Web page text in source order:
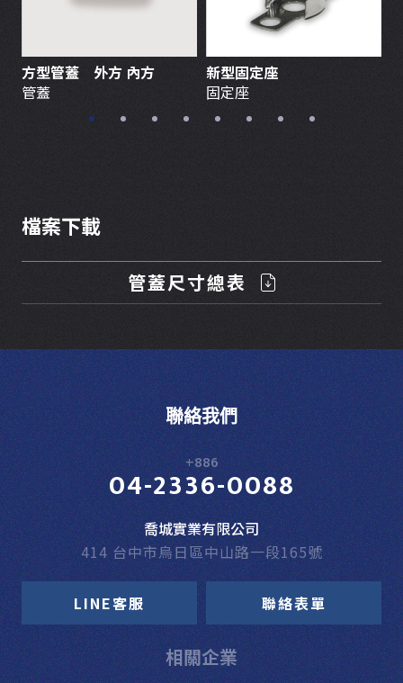
方型管蓋 外方 內方
管蓋
新型固定座
固定座
檔案下載
管蓋尺寸總表
相關企業
聯絡我們
+886
04-2336-0088
喬城實業有限公司
414 台中市烏日區中山路一段165號
LINE客服 聯絡表單